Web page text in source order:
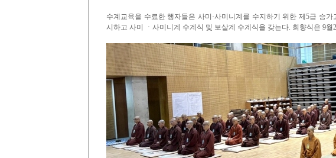
수계교육을 수료한 행자들은 사미·사미니계를 수지하기 위한 제5급 승
시하고 사미 ㆍ사미니계 수계식 및 보살계 수계식을 갖는다. 회향식은 9월